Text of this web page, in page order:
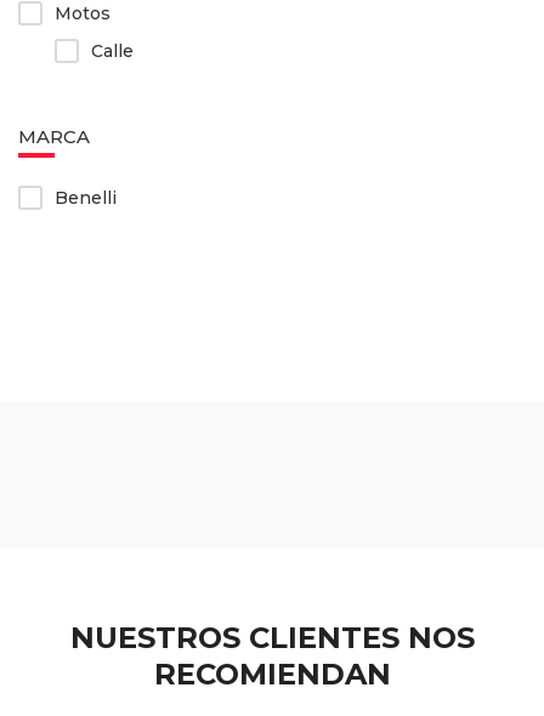
Motos
Calle
MARCA
Benelli
NUESTROS CLIENTES NOS
RECOMIENDAN